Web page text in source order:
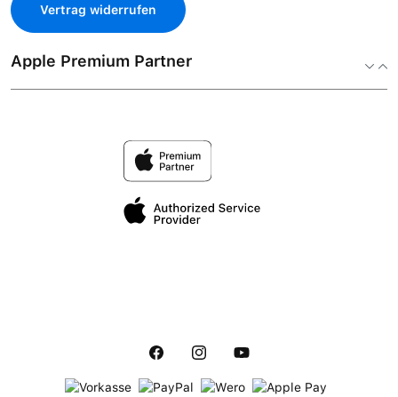
Vertrag widerrufen
Apple Premium Partner